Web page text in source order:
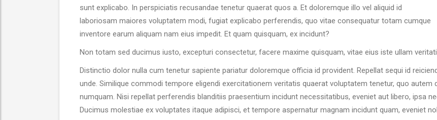
sunt explicabo. In perspiciatis recusandae tenetur quaerat quos a. Et doloremque illo vel aliquid id
laboriosam maiores voluptatem modi, fugiat explicabo perferendis, quo vitae consequatur totam cumque
inventore earum aliquam nam eius impedit. Et quam quisquam, ex incidunt?
Non totam sed ducimus iusto, excepturi consectetur, facere maxime quisquam, vitae eius iste ullam
Distinctio dolor nulla cum tenetur sapiente pariatur doloremque officia id provident. Repellat sequi id
unde. Similique commodi tempore eligendi exercitationem veritatis quaerat voluptatem tenetur, quo autem
numquam. Nisi repellat perferendis blanditiis praesentium incidunt necessitatibus, eveniet aut libero, ipsa
Ducimus molestiae ex voluptates itaque adipisci, et tempore aspernatur magnam incidunt quam, eveniet